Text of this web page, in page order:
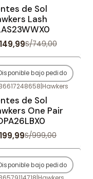
de Sol
Lash
S/749,00
-80%OFF
Agotado
bajo pedido
|Hawkers
de Sol
One Pair
S/999,00
-80%OFF bajo pedido